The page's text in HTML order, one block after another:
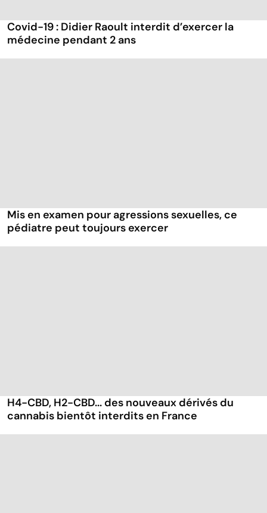
Covid-19 : Didier Raoult interdit d’exercer la
médecine pendant 2 ans
Mis en examen pour agressions sexuelles, ce
pédiatre peut toujours exercer
H4-CBD, H2-CBD... des nouveaux dérivés du
cannabis bientôt interdits en France